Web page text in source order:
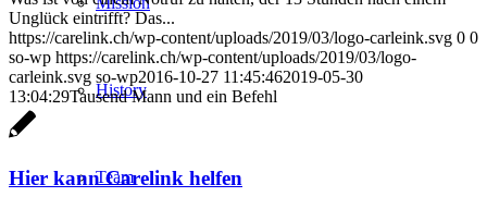
History
Team
Unglück eintrifft? Das...
https://carelink.ch/wp-content/uploads/2019/03/logo-carleink.svg 0 0
so-wp https://carelink.ch/wp-content/uploads/2019/03/logo-
carleink.svg so-wp2016-10-27 11:45:462019-05-30
13:04:29Tausend Mann und ein Befehl
Hier kann Carelink helfen